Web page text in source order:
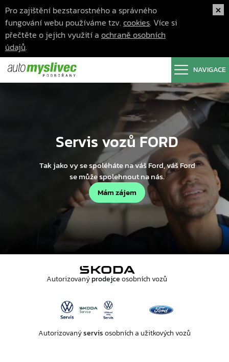
Pro zajištění bezstarostného a správného
fungování webu používáme tzv. cookies. Více si
přečtěte o jejich využití a ochraně osobních
údajů.
NAVIGACE
Servis vozů FORD
Tak jako vy se spoléháte na váš Ford, váš Ford
se může spolehnout na nás.
Mám zájem
Autorizovanýprodejceosobních vozů
Autorizovanýservisosobních a užitkových vozů